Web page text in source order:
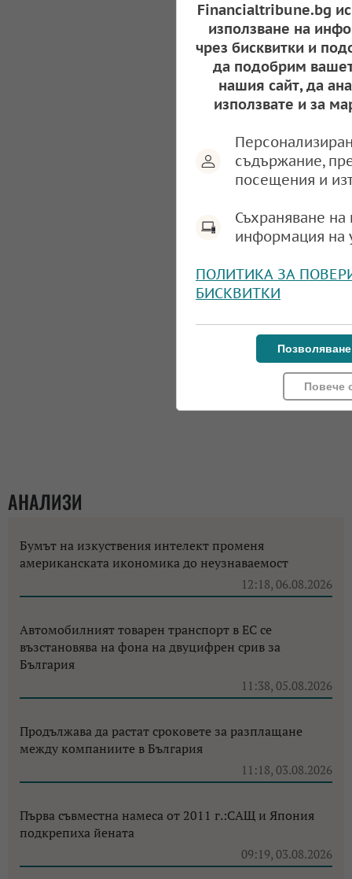
АНАЛИЗИ
Бумът на изкуствения интелект променя
американската икономика до неузнаваемост
12:18, 06.08.2026
Автомобилният товарен транспорт в ЕС се
възстановява на фона на двуцифрен срив за
България
11:38, 05.08.2026
Продължава да растат сроковете за разплащане
между компаниите в България
11:18, 03.08.2026
Първа съвместна намеса от 2011 г.:САЩ и Япония
подкрепиха йената
09:19, 03.08.2026
Financialtribune.bg
използване на
чрез бисквитки и
да подобрим
нашия сайт, да
използвате и за
съдържание,
посещения и
Съхраняване
информация на
ПОЛИТИКА ЗА
БИСКВИТКИ
Повече